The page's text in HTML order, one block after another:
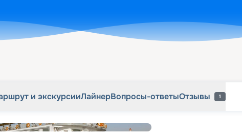
и экскурсииЛайнерВопросы-ответыОтзывы 1